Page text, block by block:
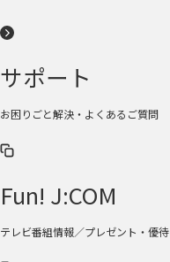
サポート
お困りごと解決・よくあるご質問
Fun! J:COM
テレビ番組情報／プレゼント・優待